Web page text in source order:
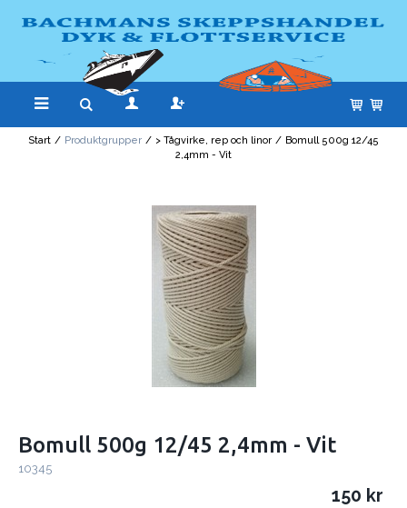
Start / Produktgrupper / > Tågvirke, rep och linor / Bomull 500g 12/45
2,4mm - Vit
Bomull 500g 12/45 2,4mm - Vit
10345
150